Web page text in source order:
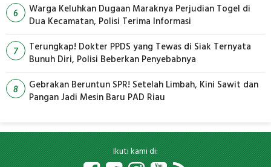
6
Warga Keluhkan Dugaan Maraknya Perjudian Togel di
Dua Kecamatan, Polisi Terima Informasi
7
Terungkap! Dokter PPDS yang Tewas di Siak Ternyata
Bunuh Diri, Polisi Beberkan Penyebabnya
8
Gebrakan Beruntun SPR! Setelah Limbah, Kini Sawit dan
Pangan Jadi Mesin Baru PAD Riau
Ikuti kami di: